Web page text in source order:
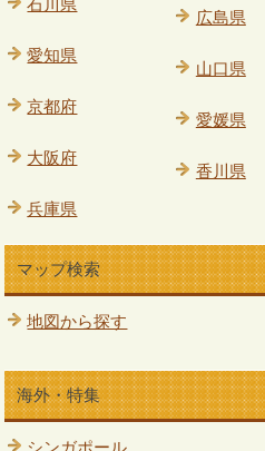
石川県
愛知県
京都府
大阪府
兵庫県
広島県
山口県
愛媛県
香川県
マップ検索
地図から探す
海外・特集